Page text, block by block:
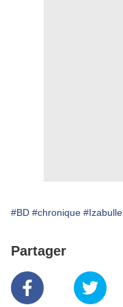
#BD #chronique #Izabulle
Partager